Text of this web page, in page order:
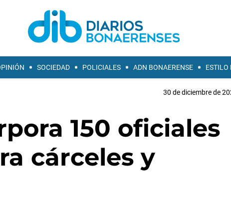
SOCIEDAD POLICIALES ADN BONAERENSE ESTILO
30 de diciembre de
150 oficiales
cárceles y